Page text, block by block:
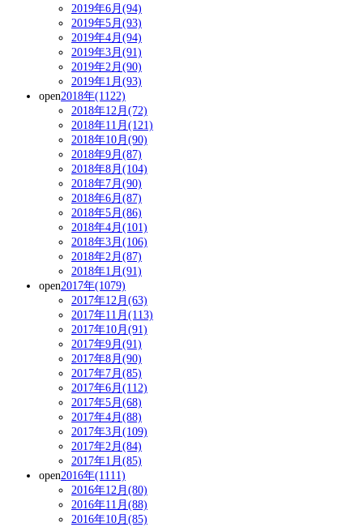
2019年6月(94)
2019年5月(93)
2019年4月(94)
2019年3月(91)
2019年2月(90)
2019年1月(93)
open2018年(1122)
2018年12月(72)
2018年11月(121)
2018年10月(90)
2018年9月(87)
2018年8月(104)
2018年7月(90)
2018年6月(87)
2018年5月(86)
2018年4月(101)
2018年3月(106)
2018年2月(87)
2018年1月(91)
open2017年(1079)
2017年12月(63)
2017年11月(113)
2017年10月(91)
2017年9月(91)
2017年8月(90)
2017年7月(85)
2017年6月(112)
2017年5月(68)
2017年4月(88)
2017年3月(109)
2017年2月(84)
2017年1月(85)
open2016年(1111)
2016年12月(80)
2016年11月(88)
2016年10月(85)